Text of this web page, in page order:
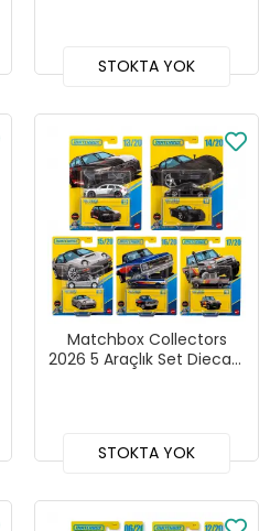
STOKTA YOK
Matchbox Collectors
2026 5 Araçlık Set Diecast
STOKTA YOK